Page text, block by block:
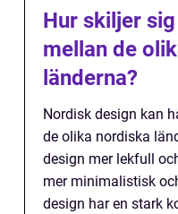
Hur skiljer
mellan de
länderna?
Nordisk design kan
de olika nordiska
design mer lekfull
mer minimalistisk
design har en stark